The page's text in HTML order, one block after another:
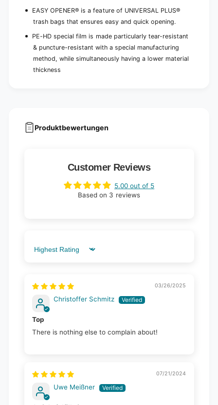
EASY OPENER® is a feature of UNIVERSAL PLUS®
trash bags that ensures easy and quick opening.
PE-HD special film is made particularly tear-resistant
& puncture-resistant with a special manufacturing
method, while simultaneously having a lower material
thickness
Produktbewertungen
Customer Reviews
5.00 out of 5
Based on 3 reviews
Sort by
03/26/2025
Christoffer Schmitz
Top
There is nothing else to complain about!
07/21/2024
Uwe Meißner